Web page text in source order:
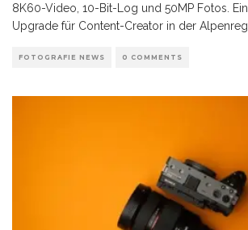
8K60-Video, 10-Bit-Log und 50MP Fotos.
Upgrade für Content-Creator in der
FOTOGRAFIE NEWS 0 COMMENTS